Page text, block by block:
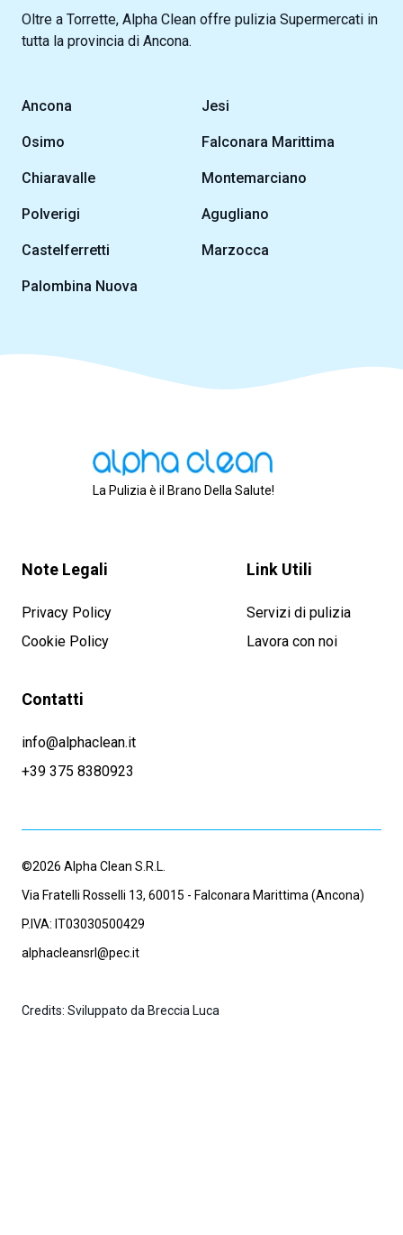
Oltre a Torrette, Alpha Clean offre pulizia Supermercati in
tutta la provincia di Ancona.
Ancona Jesi
Osimo Falconara Marittima
Chiaravalle Montemarciano
Polverigi Agugliano
Castelferretti Marzocca
Palombina Nuova
La Pulizia è il Brano Della Salute!
Note Legali
Privacy Policy
Cookie Policy
Link Utili
Servizi di pulizia
Lavora con noi
Contatti
info@alphaclean.it
+39 375 8380923
©2026 Alpha Clean S.R.L.
Via Fratelli Rosselli 13, 60015 - Falconara Marittima (Ancona)
P.IVA: IT03030500429
alphacleansrl@pec.it
Credits: Sviluppato da Breccia Luca